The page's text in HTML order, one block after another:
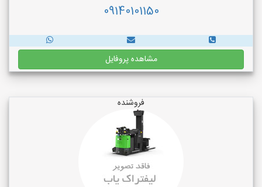
09140101150
مشاهده پروفایل
فروشنده